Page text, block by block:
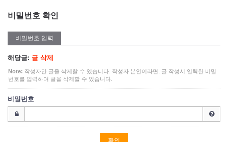
비밀번호 확인
비밀번호 입력
해당글: 글 삭제
Note: 작성자만 글을 삭제할 수 있습니다. 작성자 본인이라면, 글 작성시 입력한 비밀
번호를 입력하여 글을 삭제할 수 있습니다.
비밀번호